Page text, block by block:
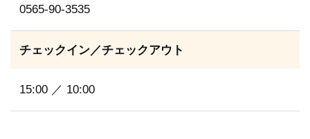
0565-90-3535
チェックイン／チェックアウト
15:00 ／ 10:00